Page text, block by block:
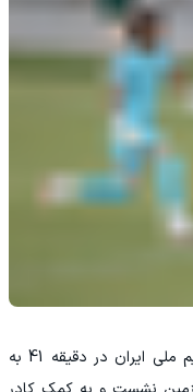
* احسان حاج‌صفی، کاپیتان و مدافع چپ تیم ملی ایران در دقیقه 41 به